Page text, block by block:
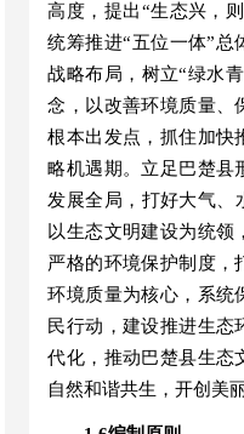
高度 ， 提出“生态兴 ，
统筹推进“五位一体”总
战略布局 ， 树立“绿水
念，以改善环境质量、
根本出发点 ， 抓住加快
略机遇期。立足 巴楚县
发展全局，打好大气、
以生态文明建设为统领
严格的环境保护制度，
环境质量为核心，系统
民行动，建设推进生态
代化，推动巴楚县生态
自然和谐共生 ，开创美